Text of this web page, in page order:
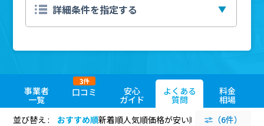
事業者
一覧
口コミ
3件
安心
ガイド
よくある
質問
料金
相場
並び替え :
おすすめ順新着順人気順価格が安い順 評価が高い順
（6件）